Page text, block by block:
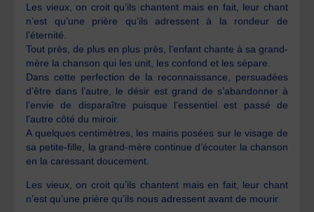
Les vieux, on croit qu’ils chantent mais en fait, leur chant
n’est qu’une prière qu’ils adressent à la rondeur de
l’éternité.
Tout près, de plus en plus près, l’enfant chante à sa grand-
mère la chanson qui les unit, les confond et les sépare.
Dans cette perfection de la reconnaissance, persuadées
d’être dans l’autre, le désir est grand de s’abandonner à
l’envie de disparaître puisque l’essentiel est passé de
l’autre côté du miroir.
A quelques centimètres, les mains posées sur le visage de
sa petite-fille, la grand-mère continue d’écouter la chanson
en la caressant doucement.
Les vieux, on croit qu’ils chantent mais en fait, leur chant
n’est qu’une prière qu’ils nous adressent avant de mourir